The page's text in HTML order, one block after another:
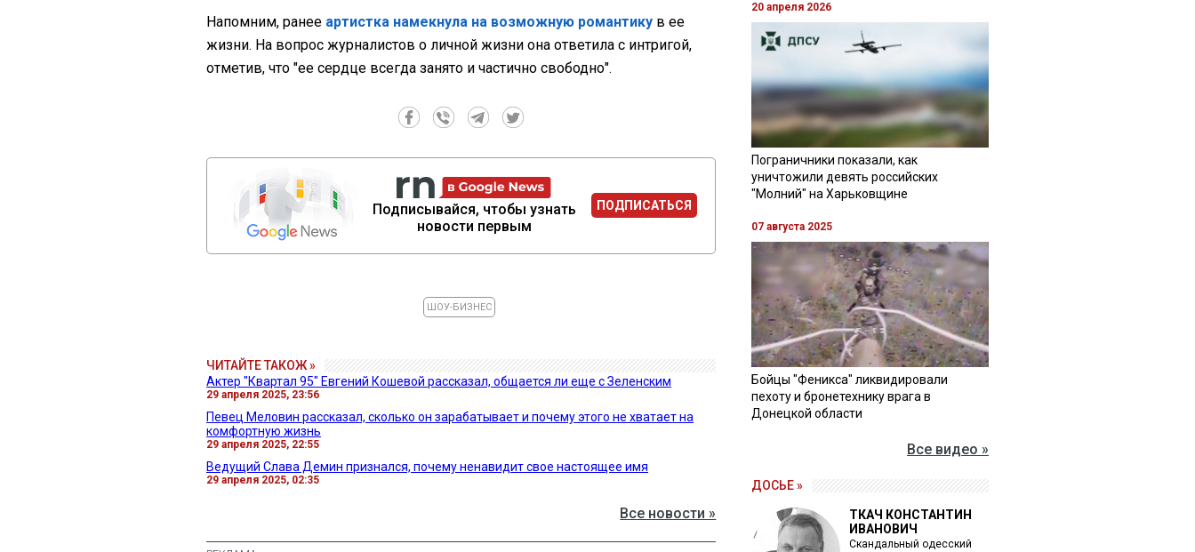
Напомним, ранее артистка намекнула на возможную романтику в ее
жизни. На вопрос журналистов о личной жизни она ответила с интригой,
отметив, что "ее сердце всегда занято и частично свободно".
Подписывайся, чтобы узнать
новости первым
ПОДПИСАТЬСЯ
ШОУ-БИЗНЕС
ЧИТАЙТЕ ТАКОЖ »
Актер "Квартал 95" Евгений Кошевой рассказал, общается ли еще с Зеленским
29 апреля 2025, 23:56
Певец Меловин рассказал, сколько он зарабатывает и почему этого не хватает на
комфортную жизнь
29 апреля 2025, 22:55
Ведущий Слава Демин признался, почему ненавидит свое настоящее имя
29 апреля 2025, 02:35
Все новости »
20 апреля 2026
Пограничники показали, как
уничтожили девять российских
"Молний" на Харьковщине
07 августа 2025
Бойцы "Феникса" ликвидировали
пехоту и бронетехнику врага в
Донецкой области
Все видео »
ДОСЬЕ »
ТКАЧ КОНСТАНТИН
ИВАНОВИЧ
Скандальный одесский